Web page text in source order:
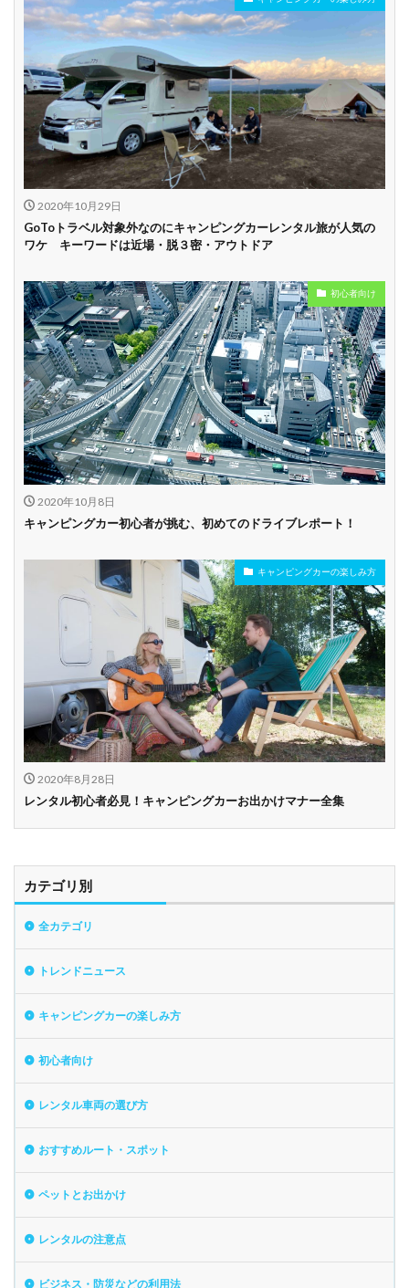
2020年10月29日
GoToトラベル対象外なのにキャンピングカーレンタル旅が人気の
ワケ キーワードは近場・脱３密・アウトドア
初心者向け
2020年10月8日
キャンピングカー初心者が挑む、初めてのドライブレポート！
キャンピングカーの楽しみ方
2020年8月28日
レンタル初心者必見！キャンピングカーお出かけマナー全集
カテゴリ別
全カテゴリ
トレンドニュース
キャンピングカーの楽しみ方
初心者向け
レンタル車両の選び方
おすすめルート・スポット
ペットとお出かけ
レンタルの注意点
ビジネス・防災などの利用法